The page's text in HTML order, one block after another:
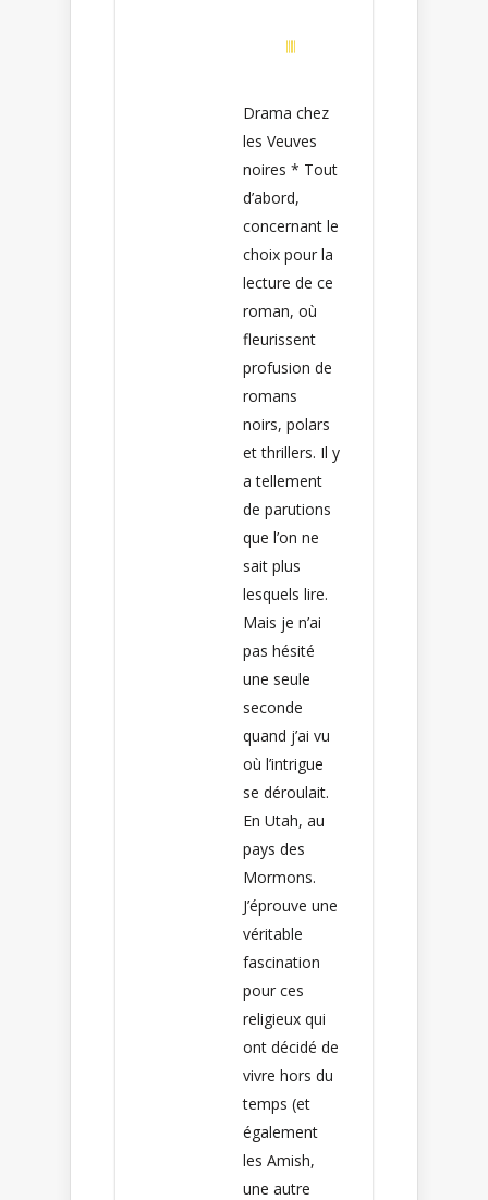
Drama chez
les Veuves
noires * Tout
d’abord,
concernant le
choix pour la
lecture de ce
roman, où
fleurissent
profusion de
romans
noirs, polars
et thrillers. Il y
a tellement
de parutions
que l’on ne
sait plus
lesquels lire.
Mais je n’ai
pas hésité
une seule
seconde
quand j’ai vu
où l’intrigue
se déroulait.
En Utah, au
pays des
Mormons.
J’éprouve une
véritable
fascination
pour ces
religieux qui
ont décidé de
vivre hors du
temps (et
également
les Amish,
une autre